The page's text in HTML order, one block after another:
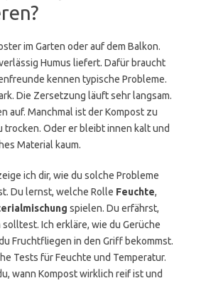
im Garten oder auf dem Balkon.
Humus liefert. Dafür braucht
kennen typische Probleme.
Die Zersetzung läuft sehr langsam.
auf. Manchmal ist der Kompost zu
trocken. Oder er bleibt innen kalt und
Material kaum.
ich dir, wie du solche Probleme
Du lernst, welche Rolle Feuchte,
spielen. Du erfährst,
Ich erkläre, wie du Gerüche
Fruchtfliegen in den Griff bekommst.
Tests für Feuchte und Temperatur.
wann Kompost wirklich reif ist und